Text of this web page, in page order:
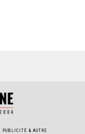
PUBLICITÉ & AUTRE